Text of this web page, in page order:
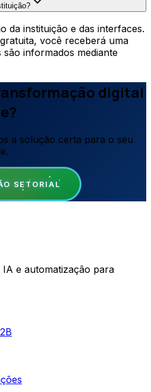
da instituição e das interfaces.
você receberá uma
informados mediante
digital
a solução certa para o seu
SETORIAL
e automatização para